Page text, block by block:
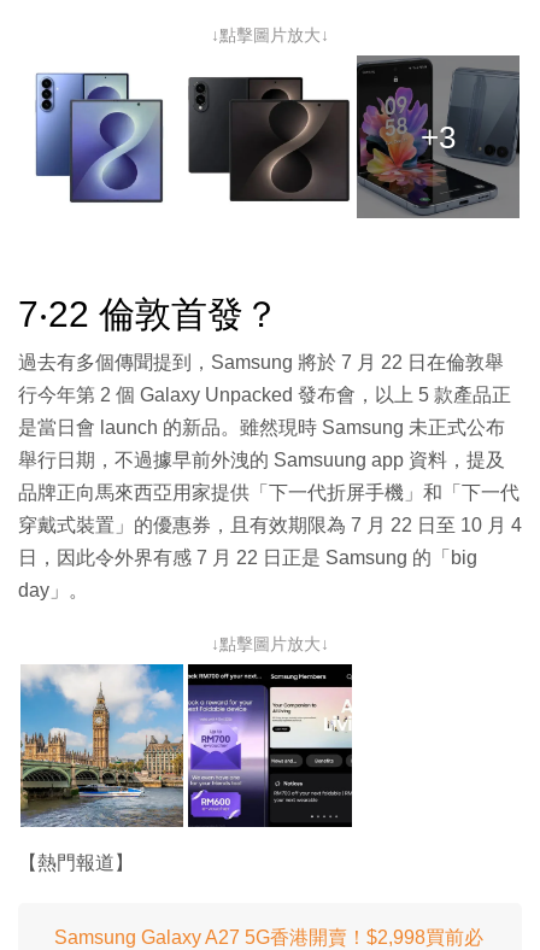
↓點擊圖片放大↓
+3
7‧22 倫敦首發？
過去有多個傳聞提到，Samsung 將於 7 月 22 日在倫敦舉
行今年第 2 個 Galaxy Unpacked 發布會，以上 5 款產品正
是當日會 launch 的新品。雖然現時 Samsung 未正式公布
舉行日期，不過據早前外洩的 Samsuung app 資料，提及
品牌正向馬來西亞用家提供「下一代折屏手機」和「下一代
穿戴式裝置」的優惠券，且有效期限為 7 月 22 日至 10 月 4
日，因此令外界有感 7 月 22 日正是 Samsung 的「big
day」。
↓點擊圖片放大↓
【熱門報道】
Samsung Galaxy A27 5G香港開賣！$2,998買前必